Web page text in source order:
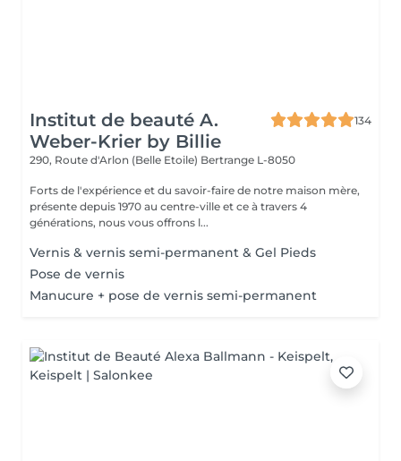
Institut de beauté A.
Weber-Krier by Billie
134
290, Route d'Arlon (Belle Etoile) Bertrange L-8050
Forts de l'expérience et du savoir-faire de notre maison mère,
présente depuis 1970 au centre-ville et ce à travers 4
générations, nous vous offrons l...
Vernis & vernis semi-permanent & Gel Pieds
Pose de vernis
Manucure + pose de vernis semi-permanent